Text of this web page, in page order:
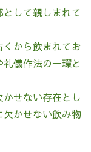
して親しまれて
から飲まれてお
儀作法の一環と
せない存在とし
かせない飲み物